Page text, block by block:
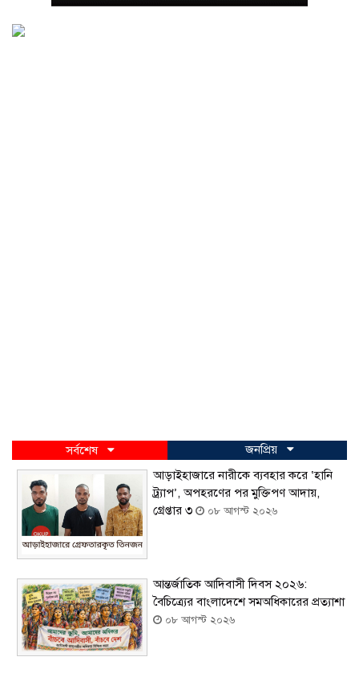
সর্বশেষ
জনপ্রিয়
আড়াইহাজারে নারীকে ব্যবহার করে ‘হানি
ট্র্যাপ’, অপহরণের পর মুক্তিপণ আদায়,
গ্রেপ্তার ৩
০৮ আগস্ট ২০২৬
আন্তর্জাতিক আদিবাসী দিবস ২০২৬:
বৈচিত্র্যের বাংলাদেশে সমঅধিকারের প্রত্যাশা
০৮ আগস্ট ২০২৬